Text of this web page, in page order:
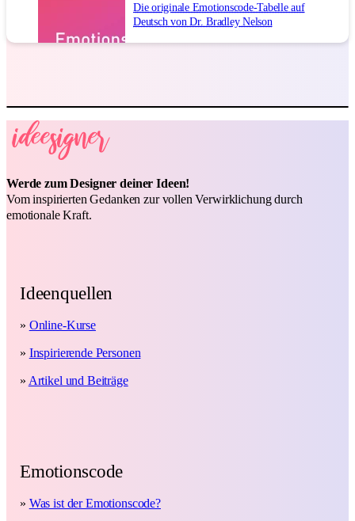
Die originale Emotionscode-Tabelle auf
Deutsch von Dr. Bradley Nelson
Werde zum Designer deiner Ideen!
Vom inspirierten Gedanken zur vollen Verwirklichung durch
emotionale Kraft.
Ideenquellen
» Online-Kurse
» Inspirierende Personen
» Artikel und Beiträge
Emotionscode
» Was ist der Emotionscode?